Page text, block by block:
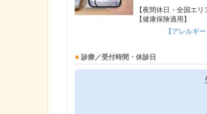
【夜間休日・全国エリ
【健康保険適用】
【アレルギ
診療／受付時間・休診日